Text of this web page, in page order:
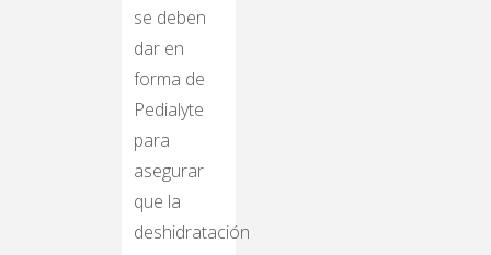
se deben
dar en
forma de
Pedialyte
para
asegurar
que la
deshidratación